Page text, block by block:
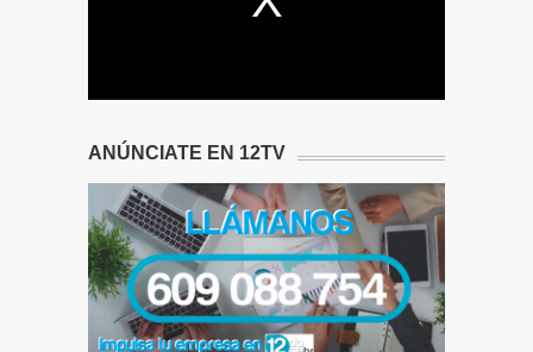
ANÚNCIATE EN 12TV